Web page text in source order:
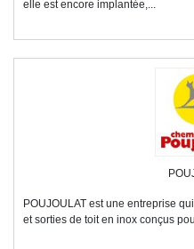
elle est encore implantée,...
POUJOULAT est une entreprise
et sorties de toit en inox conçus